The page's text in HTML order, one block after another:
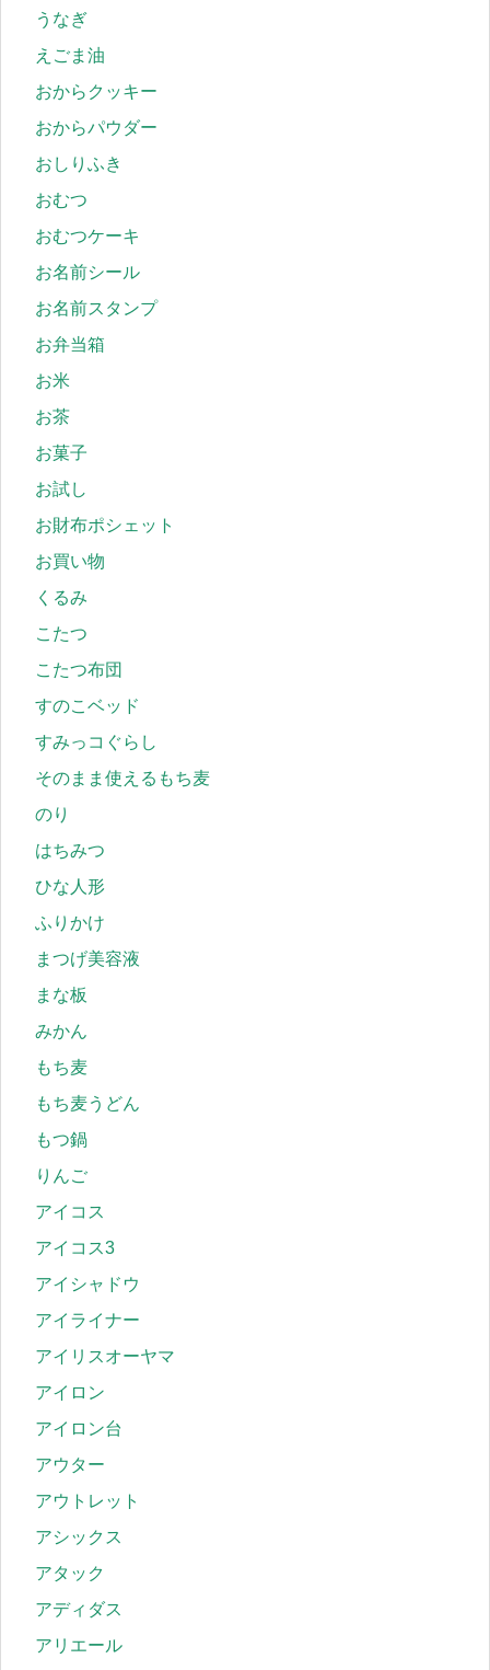
うなぎ
えごま油
おからクッキー
おからパウダー
おしりふき
おむつ
おむつケーキ
お名前シール
お名前スタンプ
お弁当箱
お米
お茶
お菓子
お試し
お財布ポシェット
お買い物
くるみ
こたつ
こたつ布団
すのこベッド
すみっコぐらし
そのまま使えるもち麦
のり
はちみつ
ひな人形
ふりかけ
まつげ美容液
まな板
みかん
もち麦
もち麦うどん
もつ鍋
りんご
アイコス
アイコス3
アイシャドウ
アイライナー
アイリスオーヤマ
アイロン
アイロン台
アウター
アウトレット
アシックス
アタック
アディダス
アリエール